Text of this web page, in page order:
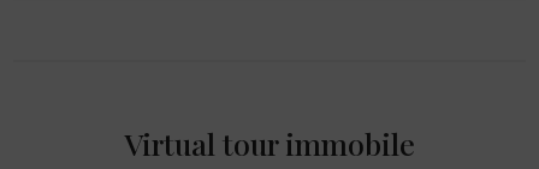
Virtual tour immobile